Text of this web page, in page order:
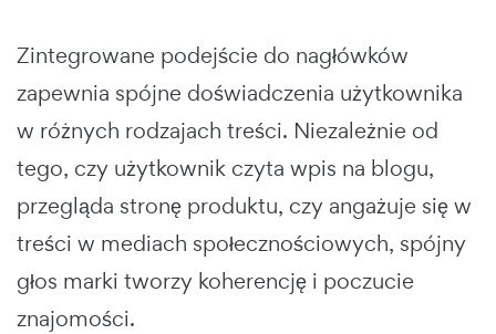
Zintegrowane podejście do nagłówków
zapewnia spójne doświadczenia użytkownika
w różnych rodzajach treści. Niezależnie od
tego, czy użytkownik czyta wpis na blogu,
przegląda stronę produktu, czy angażuje się w
treści w mediach społecznościowych, spójny
głos marki tworzy koherencję i poczucie
znajomości.